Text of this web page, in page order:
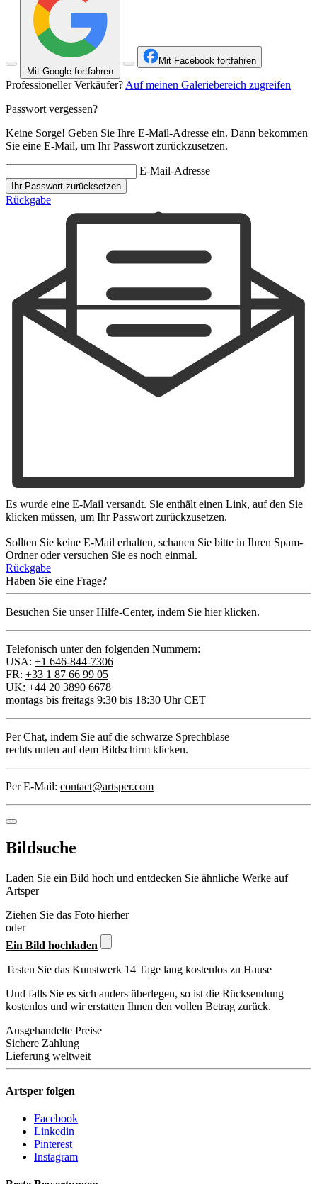
Mit Google fortfahren
Mit Facebook fortfahren
Professioneller Verkäufer? Auf meinen Galeriebereich zugreifen
Passwort vergessen?
Keine Sorge! Geben Sie Ihre E-Mail-Adresse ein. Dann bekommen
Sie eine E-Mail, um Ihr Passwort zurückzusetzen.
E-Mail-Adresse
Ihr Passwort zurücksetzen
Rückgabe
Es wurde eine E-Mail versandt. Sie enthält einen Link, auf den Sie
klicken müssen, um Ihr Passwort zurückzusetzen.
Sollten Sie keine E-Mail erhalten, schauen Sie bitte in Ihren Spam-
Ordner oder versuchen Sie es noch einmal.
Rückgabe
Haben Sie eine Frage?
Besuchen Sie unser Hilfe-Center, indem Sie hier klicken.
Telefonisch unter den folgenden Nummern:
USA: +1 646-844-7306
FR: +33 1 87 66 99 05
UK: +44 20 3890 6678
montags bis freitags 9:30 bis 18:30 Uhr CET
Per Chat, indem Sie auf die schwarze Sprechblase
rechts unten auf dem Bildschirm klicken.
Per E-Mail: contact@artsper.com
Bildsuche
Laden Sie ein Bild hoch und entdecken Sie ähnliche Werke auf
Artsper
Ziehen Sie das Foto hierher
oder
Ein Bild hochladen
Testen Sie das Kunstwerk 14 Tage lang kostenlos zu Hause
Und falls Sie es sich anders überlegen, so ist die Rücksendung
kostenlos und wir erstatten Ihnen den vollen Betrag zurück.
Ausgehandelte Preise
Sichere Zahlung
Lieferung weltweit
Artsper folgen
Facebook
Linkedin
Pinterest
Instagram